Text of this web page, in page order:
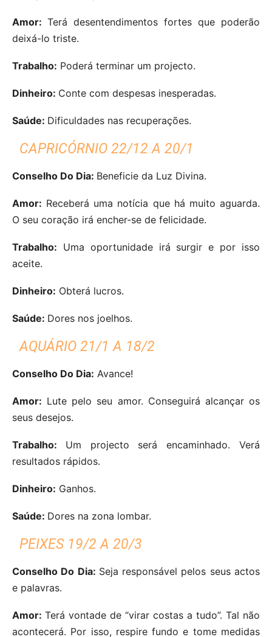
Amor: Terá desentendimentos fortes que poderão
deixá-lo triste.
Trabalho: Poderá terminar um projecto.
Dinheiro: Conte com despesas inesperadas.
Saúde: Dificuldades nas recuperações.
CAPRICÓRNIO 22/12 A 20/1
Conselho Do Dia: Beneficie da Luz Divina.
Amor: Receberá uma notícia que há muito aguarda.
O seu coração irá encher-se de felicidade.
Trabalho: Uma oportunidade irá surgir e por isso
aceite.
Dinheiro: Obterá lucros.
Saúde: Dores nos joelhos.
AQUÁRIO 21/1 A 18/2
Conselho Do Dia: Avance!
Amor: Lute pelo seu amor. Conseguirá alcançar os
seus desejos.
Trabalho: Um projecto será encaminhado. Verá
resultados rápidos.
Dinheiro: Ganhos.
Saúde: Dores na zona lombar.
PEIXES 19/2 A 20/3
Conselho Do Dia: Seja responsável pelos seus actos
e palavras.
Amor: Terá vontade de “virar costas a tudo”. Tal não
acontecerá. Por isso, respire fundo e tome medidas